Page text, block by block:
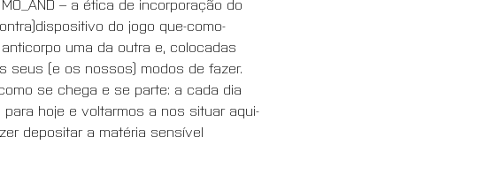
– a ética de incorporação do
do jogo que-como-
uma da outra e, colocadas
seus (e os nossos) modos de fazer.
se chega e se parte: a cada dia
hoje e voltarmos a nos situar aqui-
depositar a matéria sensível